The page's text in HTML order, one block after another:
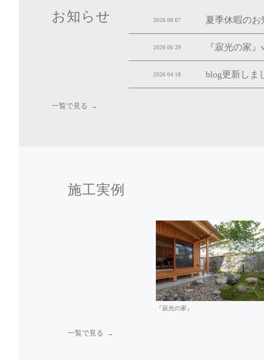
お知らせ 2026 08 07 夏季休暇のお
2026 06 29 『寂光の家』
2026 04 18 blog更新しま
一覧で見る
施工実例
『寂光の家』
一覧で見る